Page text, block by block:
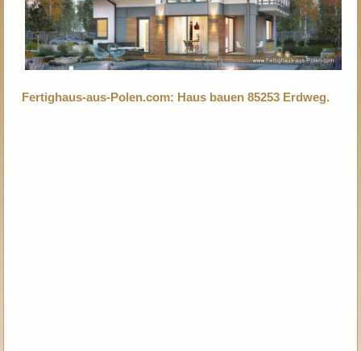
Fertighaus-aus-Polen.com: Haus bauen 85253 Erdweg.